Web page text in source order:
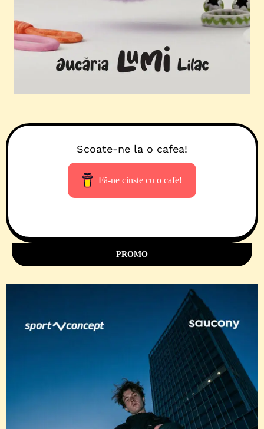
Scoate-ne la o cafea!
Fă-ne cinste cu o cafe!
PROMO